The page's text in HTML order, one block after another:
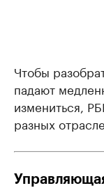
Чтобы
падают
измениться,
разных